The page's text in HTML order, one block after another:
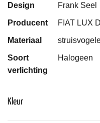
Design Frank Seel
Producent FIAT LUX
Materiaal
Soort
verlichting
Halogeen
Kleur